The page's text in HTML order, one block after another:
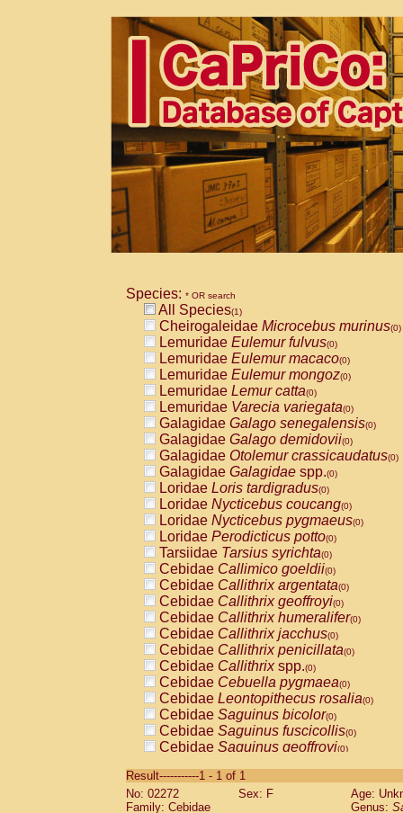
Species: * OR search
All Species(1)
Cheirogaleidae Microcebus murinus(0)
Lemuridae Eulemur fulvus(0)
Lemuridae Eulemur macaco(0)
Lemuridae Eulemur mongoz(0)
Lemuridae Lemur catta(0)
Lemuridae Varecia variegata(0)
Galagidae Galago senegalensis(0)
Galagidae Galago demidovii(0)
Galagidae Otolemur crassicaudatus(0)
Galagidae Galagidae spp.(0)
Loridae Loris tardigradus(0)
Loridae Nycticebus coucang(0)
Loridae Nycticebus pygmaeus(0)
Loridae Perodicticus potto(0)
Tarsiidae Tarsius syrichta(0)
Cebidae Callimico goeldii(0)
Cebidae Callithrix argentata(0)
Cebidae Callithrix geoffroyi(0)
Cebidae Callithrix humeralifer(0)
Cebidae Callithrix jacchus(0)
Cebidae Callithrix penicillata(0)
Cebidae Callithrixspp.(0)
Cebidae Cebuella pygmaea(0)
Cebidae Leontopithecus rosalia(0)
Cebidae Saguinus bicolor(0)
Cebidae Saguinus fuscicollis(0)
Cebidae Saguinus geoffroyi(0)
CebidaeSaguinus labiatus(0)
Cebidae Saguinus leucopus (0)
Result-----------1 - 1 of 1
No: 02272
Sex: F
Age:
Family: Cebidae
Genus: